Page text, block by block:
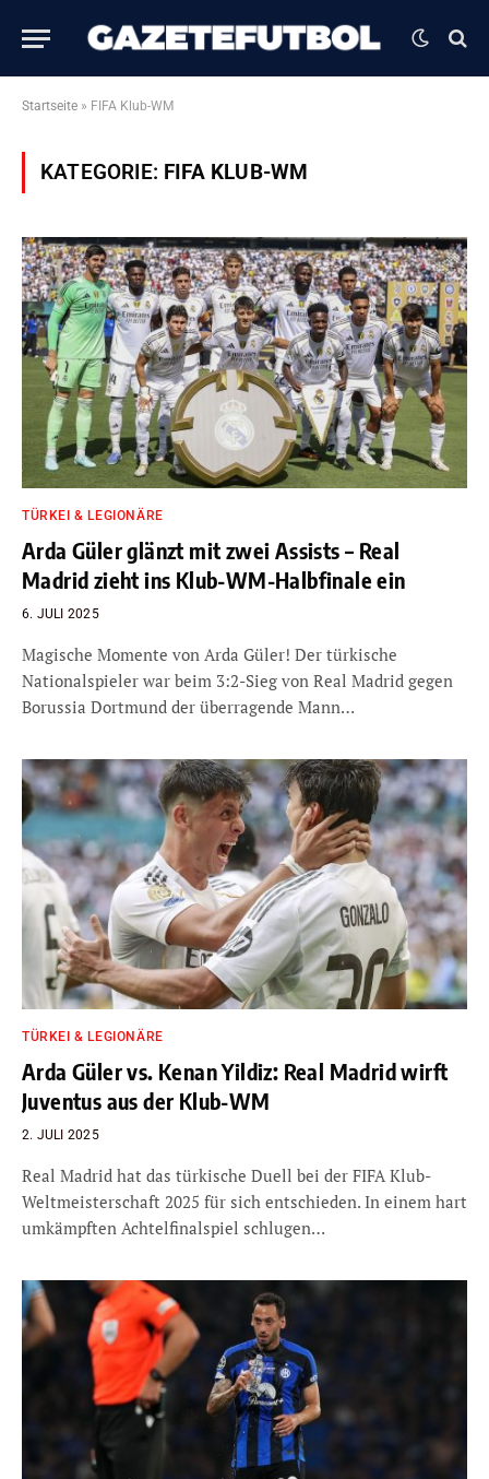
Startseite » FIFA Klub-WM
KATEGORIE: FIFA KLUB-WM
TÜRKEI & LEGIONÄRE
Arda Güler glänzt mit zwei Assists – Real
Madrid zieht ins Klub-WM-Halbfinale ein
6. JULI 2025
Magische Momente von Arda Güler! Der türkische
Nationalspieler war beim 3:2-Sieg von Real Madrid gegen
Borussia Dortmund der überragende Mann…
TÜRKEI & LEGIONÄRE
Arda Güler vs. Kenan Yildiz: Real Madrid wirft
Juventus aus der Klub-WM
2. JULI 2025
Real Madrid hat das türkische Duell bei der FIFA Klub-
Weltmeisterschaft 2025 für sich entschieden. In einem hart
umkämpften Achtelfinalspiel schlugen…